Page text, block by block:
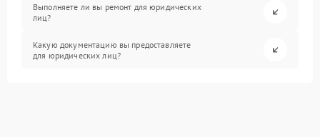
Выполняете ли вы ремонт для юридических
лиц?
Какую документацию вы предоставляете
для юридических лиц?